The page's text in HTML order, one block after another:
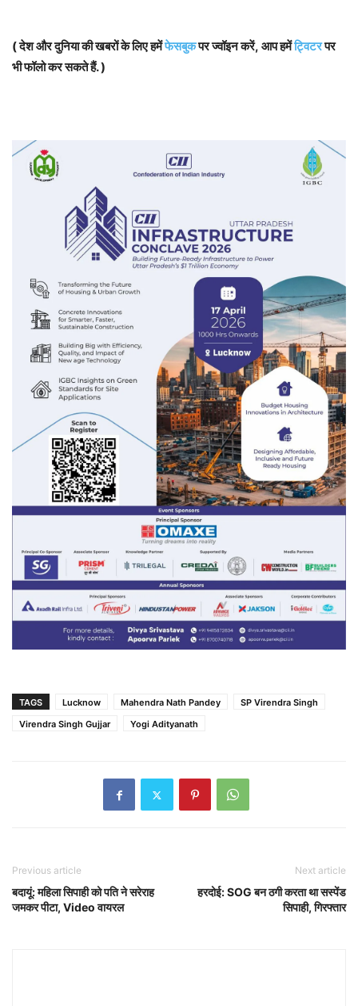
( देश और दुनिया की खबरों के लिए हमेंफेसबुकपर ज्वॉइन करें, आप हमेंट्विटरपर
भी फॉलो कर सकते हैं. )
TAGS Lucknow Mahendra Nath Pandey
SP Virendra Singh
Virendra Singh Gujjar
Yogi Adityanath
Previous article
बदायूं: महिला सिपाही को पति ने सरेराह
जमकर पीटा, Video वायरल
Next article
हरदोई: SOG बन ठगी करता था सस्पेंड
सिपाही, गिरफ्तार